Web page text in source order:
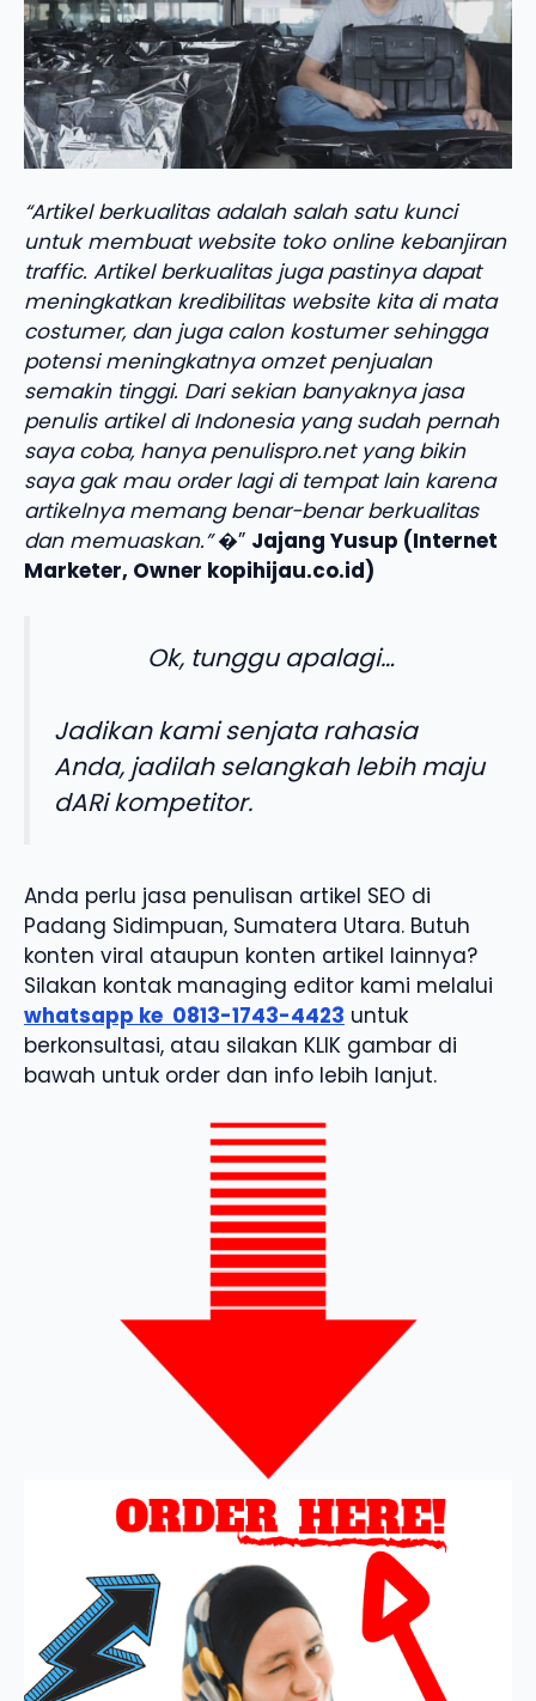
“Artikel berkualitas adalah salah satu kunci
untuk membuat website toko online kebanjiran
traffic. Artikel berkualitas juga pastinya dapat
meningkatkan kredibilitas website kita di mata
costumer, dan juga calon kostumer sehingga
potensi meningkatnya omzet penjualan
semakin tinggi. Dari sekian banyaknya jasa
penulis artikel di Indonesia yang sudah pernah
saya coba, hanya penulispro.net yang bikin
saya gak mau order lagi di tempat lain karena
artikelnya memang benar-benar berkualitas
dan memuaskan.”�” Jajang Yusup (Internet
Marketer, Owner kopihijau.co.id)
Ok, tunggu apalagi…
Jadikan kami senjata rahasia
Anda, jadilah selangkah lebih maju
dARi kompetitor.
Anda perlu jasa penulisan artikel SEO di
Padang Sidimpuan, Sumatera Utara. Butuh
konten viral ataupun konten artikel lainnya?
Silakan kontak managing editor kami melalui
whatsapp ke 0813-1743-4423 untuk
berkonsultasi, atau silakan KLIK gambar di
bawah untuk order dan info lebih lanjut.